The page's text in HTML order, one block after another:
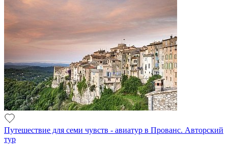
Путешествие для семи чувств - авиатур в Прованс. Авторский
тур